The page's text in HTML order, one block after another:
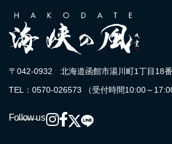
〒042-0932 北海道函館市湯川町1丁目18
TEL：0570-026573 （受付時間10:00～17:00
Follow us